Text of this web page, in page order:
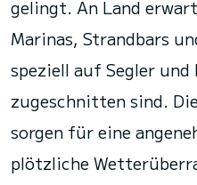
gelingt. An Land
Marinas, Strandbars
speziell auf Segler
zugeschnitten sind.
sorgen für eine
plötzliche